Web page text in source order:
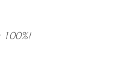
100%!